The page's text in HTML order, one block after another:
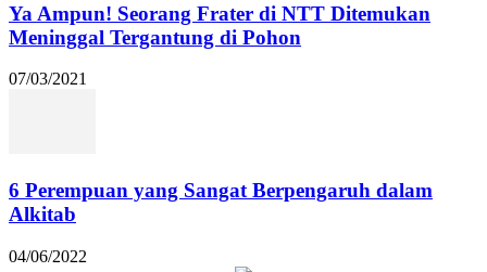
Ya Ampun! Seorang Frater di NTT Ditemukan
Meninggal Tergantung di Pohon
07/03/2021
6 Perempuan yang Sangat Berpengaruh dalam
Alkitab
04/06/2022